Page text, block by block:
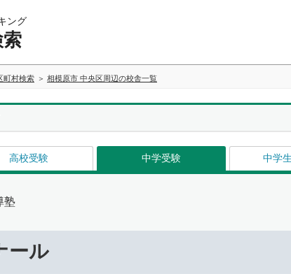
ング
町村検索 相模原市 中央区周辺の校舎一覧
高校受験 中学受験 中学
塾
ール